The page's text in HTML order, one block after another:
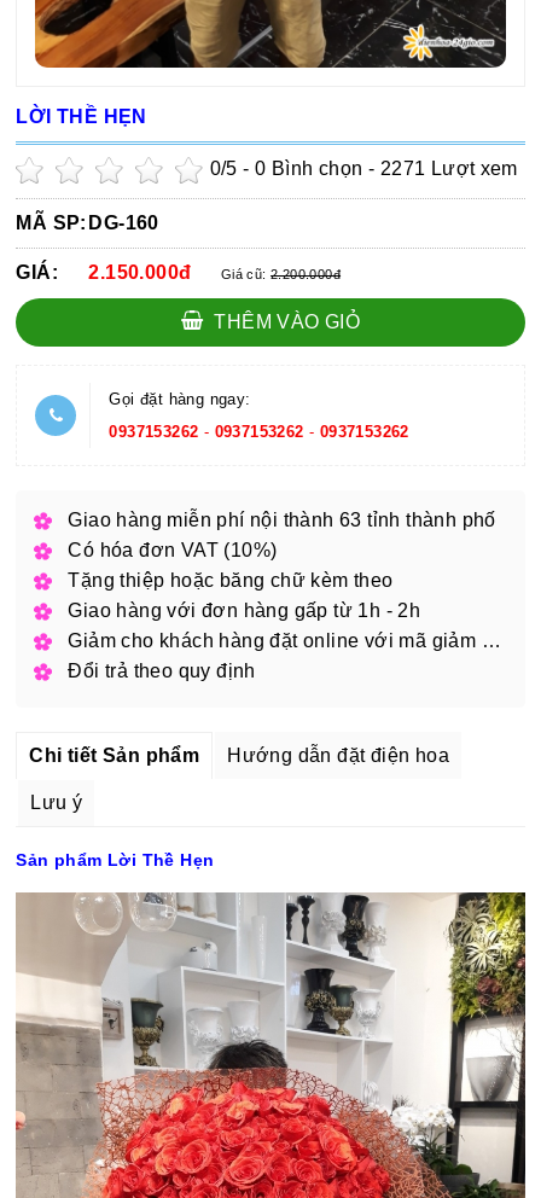
LỜI THỀ HẸN
0/5 -0 Bình chọn - 2271 Lượt xem
MÃ SP: DG-160
GIÁ: 2.150.000đ Giá cũ:2.200.000đ
THÊM VÀO GIỎ
Gọi đặt hàng ngay:
0937153262 - 0937153262 - 0937153262
Giao hàng miễn phí nội thành 63 tỉnh thành phố
Có hóa đơn VAT (10%)
Tặng thiệp hoặc băng chữ kèm theo
Giao hàng với đơn hàng gấp từ 1h - 2h
Giảm cho khách hàng đặt online với mã giảm giá
Đổi trả theo quy định
Chi tiết Sản phẩm Hướng dẫn đặt điện hoa
Lưu ý
Sản phẩm Lời Thề Hẹn